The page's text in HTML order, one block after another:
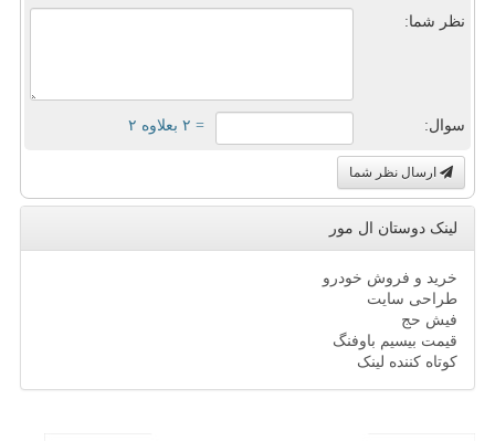
نظر شما:
سوال: = ۲ بعلاوه ۲
ارسال نظر شما
لینک دوستان ال مور
خرید و فروش خودرو
طراحی سایت
فیش حج
قیمت بیسیم باوفنگ
کوتاه کننده لینک